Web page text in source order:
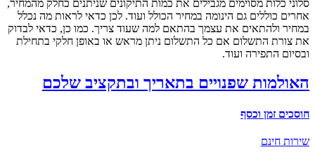
כלות מסוימים מגבילים את כמות התיקונים שניתנים כחלק מהמחיר,
כוללים גם הינומה במחיר הכולל ועוד. לכן כדאי לראות מה נכלל
ולהתאים את עצמך בהתאם למה שעוד צריך. כמו כן, כדאי לבדוק
צורת התשלום אם כל התשלום ניתן מראש או באופן חלקי בתחילת
התפירה ועוד.
שפנויים בתאריך ובתקציב שלכם
זמן וכסף
חינם